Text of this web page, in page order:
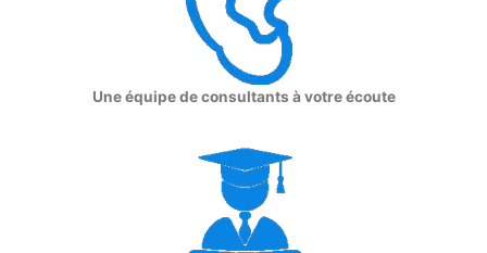
Une équipe de consultants à votre écoute